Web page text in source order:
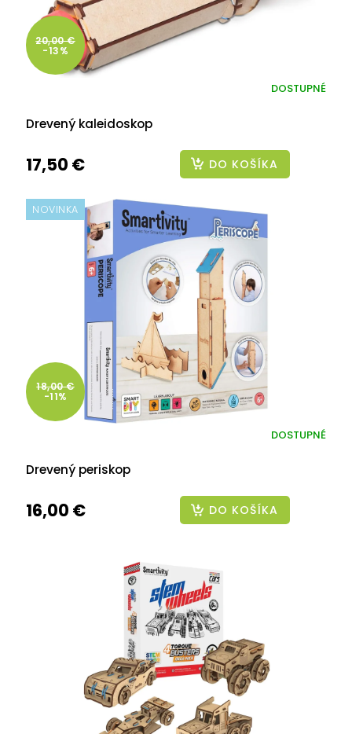
20,00 €
-13%
Drevený kaleidoskop
DOSTUPNÉ
17,50 € DO KOŠÍKA
NOVINKA
18,00 €
-11%
Drevený periskop
DOSTUPNÉ
16,00 € DO KOŠÍKA